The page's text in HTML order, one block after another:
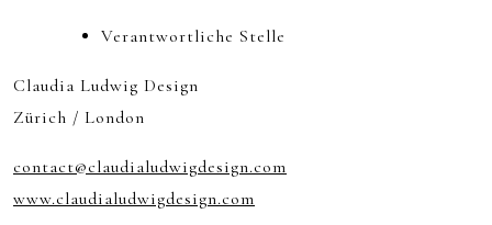
Verantwortliche Stelle
Claudia Ludwig Design
Zürich / London
contact@claudialudwigdesign.com
www.claudialudwigdesign.com